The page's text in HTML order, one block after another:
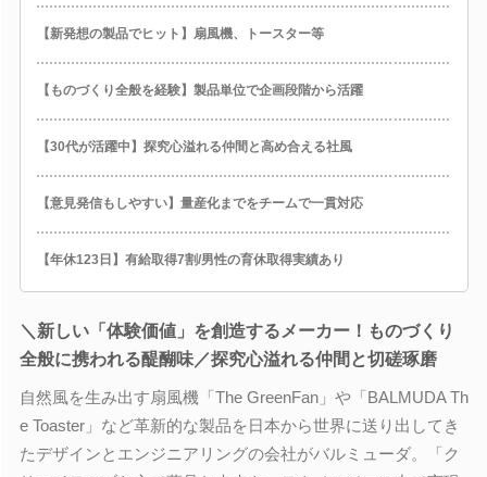
【新発想の製品でヒット】扇風機、トースター等
【ものづくり全般を経験】製品単位で企画段階から活躍
【30代が活躍中】探究心溢れる仲間と高め合える社風
【意見発信もしやすい】量産化までをチームで一貫対応
【年休123日】有給取得7割/男性の育休取得実績あり
＼新しい「体験価値」を創造するメーカー！ものづくり
全般に携われる醍醐味／探究心溢れる仲間と切磋琢磨
自然風を生み出す扇風機「The GreenFan」や「BALMUDA Th
e Toaster」など革新的な製品を日本から世界に送り出してき
たデザインとエンジニアリングの会社がバルミューダ。「ク